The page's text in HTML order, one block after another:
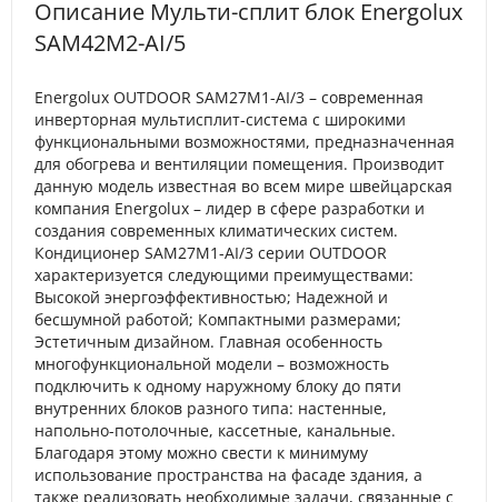
Описание Мульти-сплит блок Energolux
SAM42M2-AI/5
Energolux OUTDOOR SAM27M1-AI/3 – современная
инверторная мультисплит-система с широкими
функциональными возможностями, предназначенная
для обогрева и вентиляции помещения. Производит
данную модель известная во всем мире швейцарская
компания Energolux – лидер в сфере разработки и
создания современных климатических систем.
Кондиционер SAM27M1-AI/3 серии OUTDOOR
характеризуется следующими преимуществами:
Высокой энергоэффективностью; Надежной и
бесшумной работой; Компактными размерами;
Эстетичным дизайном. Главная особенность
многофункциональной модели – возможность
подключить к одному наружному блоку до пяти
внутренних блоков разного типа: настенные,
напольно-потолочные, кассетные, канальные.
Благодаря этому можно свести к минимуму
использование пространства на фасаде здания, а
также реализовать необходимые задачи, связанные с